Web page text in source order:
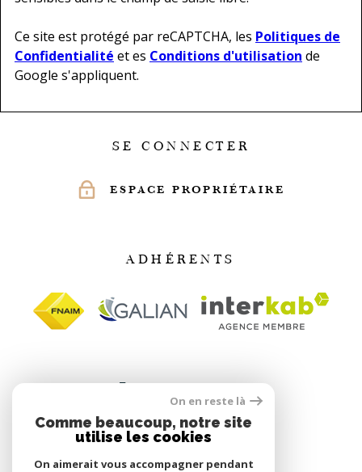
Ce site est protégé par reCAPTCHA, les Politiques de
Confidentialité et es Conditions d'utilisation de
Google s'appliquent.
SE CONNECTER
ESPACE PROPRIÉTAIRE
ADHÉRENTS
On en reste là
Comme beaucoup, notre site
utilise les cookies
On aimerait vous accompagner pendant